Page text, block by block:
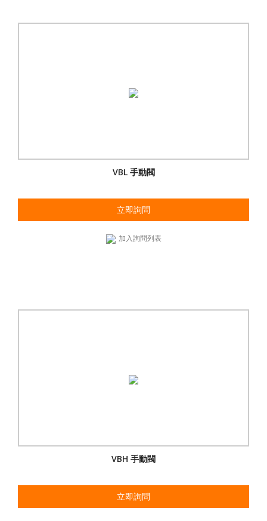
VBL 手動閥
立即詢問
加入詢問列表
VBH 手動閥
立即詢問